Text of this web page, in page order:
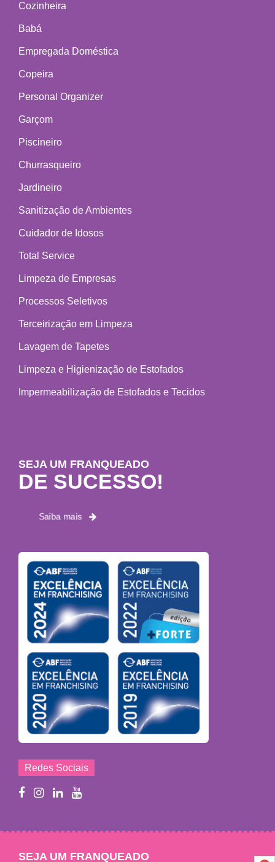
Cozinheira
Babá
Empregada Doméstica
Copeira
Personal Organizer
Garçom
Piscineiro
Churrasqueiro
Jardineiro
Sanitização de Ambientes
Cuidador de Idosos
Total Service
Limpeza de Empresas
Processos Seletivos
Terceirização em Limpeza
Lavagem de Tapetes
Limpeza e Higienização de Estofados
Impermeabilização de Estofados e Tecidos
SEJA UM FRANQUEADO
DE SUCESSO!
Saiba mais
Redes Sociais
SEJA UM FRANQUEADO